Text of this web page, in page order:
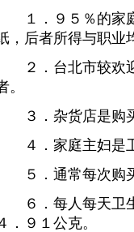
１．９５％的家庭
，后者所得与职业
２．台北市较欢迎
。
３．杂货店是购
４．家庭主妇是
５．通常每次购买
６．每人每天卫生
．９１公克。